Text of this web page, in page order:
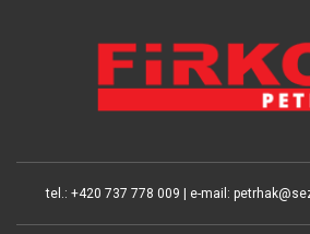
tel.: +420 737 778 009 | e-mail: